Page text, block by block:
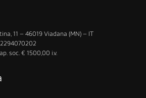
11 – 46019 Viadana (MN) – IT
soc. € 1500,00 i.v.